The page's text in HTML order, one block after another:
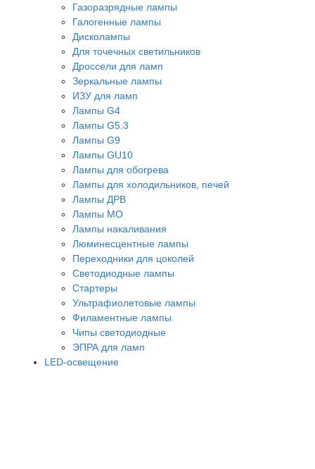
Газоразрядные лампы
Галогенные лампы
Дисколампы
Для точечных светильников
Дроссели для ламп
Зеркальные лампы
ИЗУ для ламп
Лампы G4
Лампы G5.3
Лампы G9
Лампы GU10
Лампы для обогрева
Лампы для холодильников, печей
Лампы ДРВ
Лампы МО
Лампы накаливания
Люминесцентные лампы
Переходники для цоколей
Светодиодные лампы
Стартеры
Ультрафиолетовые лампы
Филаментные лампы
Чипы светодиодные
ЭПРА для ламп
LED-освещение